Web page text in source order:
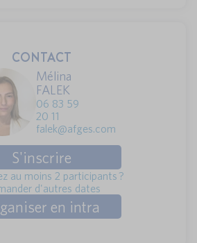
CONTACT
Mélina
FALEK
06 83 59
20 11
falek@afges.com
S'inscrire
au moins 2 participants ?
d'autres dates
en intra